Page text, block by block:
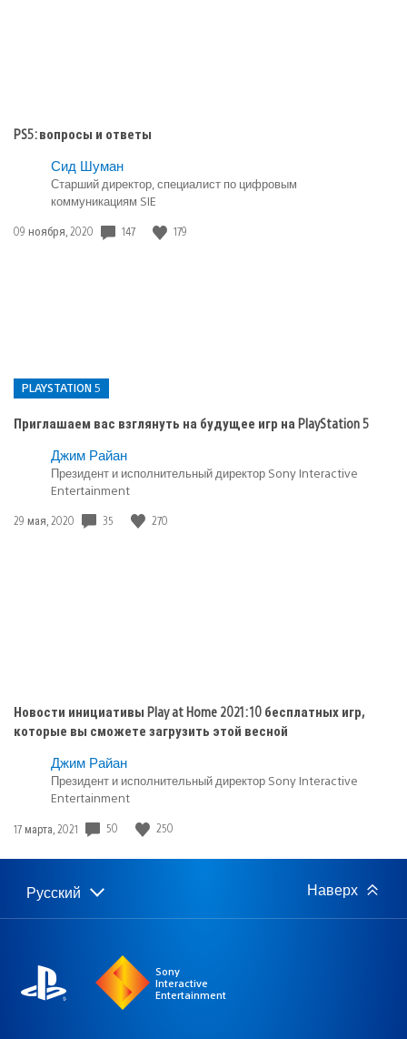
PS5: вопросы и ответы
Сид Шуман
Старший директор, специалист по цифровым
коммуникациям SIE
Дата
09 ноября, 2020 147 179
PLAYSTATION 5
Приглашаем вас взглянуть на будущее игр на PlayStation 5
Опубликовано
PlayStation
5
Джим Райан
Президент и исполнительный директор Sony Interactive
Entertainment
Дата
29 мая, 2020 35 270
Новости инициативы Play at Home 2021: 10 бесплатных игр,
которые вы сможете загрузить этой весной
Джим Райан
Президент и исполнительный директор Sony Interactive
Entertainment
Дата
17 марта, 2021 50 250
Выбор
региона
Выбранный
регион:
Русский Наверх
Sony
Interactive
Entertainment